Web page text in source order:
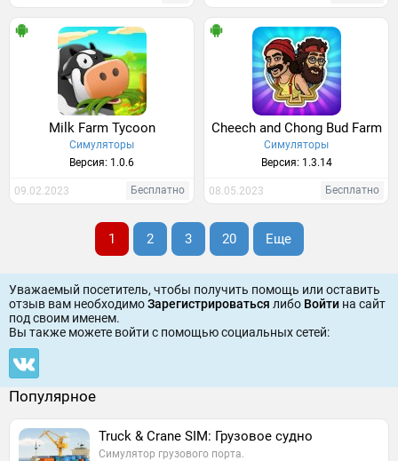
Milk Farm Tycoon
Симуляторы
Версия: 1.0.6
09.02.2023 Бесплатно
Cheech and Chong Bud Farm
Симуляторы
Версия: 1.3.14
08.05.2023 Бесплатно
1 2 3 20 Еще
Уважаемый посетитель, чтобы получить помощь или оставить
отзыв вам необходимоЗарегистрироваться либо Войти на сайт
под своим именем.
Вы также можете войти c помощью социальных сетей:
Популярное
Truck & Crane SIM: Грузовое судно
Симулятор грузового порта.